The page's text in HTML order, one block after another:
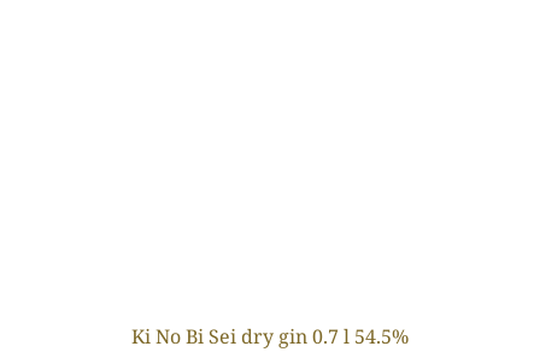
Ki No Bi Sei dry gin 0.7 l 54.5%